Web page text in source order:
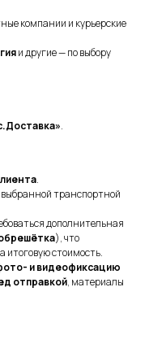
компании и курьерские
и другие — по выбору
.
.
транспортной
дополнительная
), что
итоговую стоимость.
и видеофиксацию
отправкой, материалы